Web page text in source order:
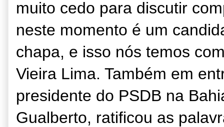
muito cedo para discutir
neste momento é um
chapa, e isso nós temos
Vieira Lima. Também em
presidente do PSDB na
Gualberto, ratificou as